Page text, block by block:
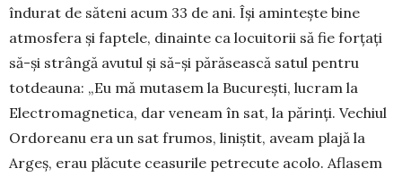
îndurat de săteni acum 33 de ani. Își amintește bine
atmosfera și faptele, dinainte ca locuitorii să fie forțați
să-și strângă avutul și să-și părăsească satul pentru
totdeauna: „Eu mă mutasem la București, lucram la
Electromagnetica, dar veneam în sat, la părinți. Vechiul
Ordoreanu era un sat frumos, liniștit, aveam plajă la
Argeș, erau plăcute ceasurile pe­tre­cute aco­lo. Aflasem